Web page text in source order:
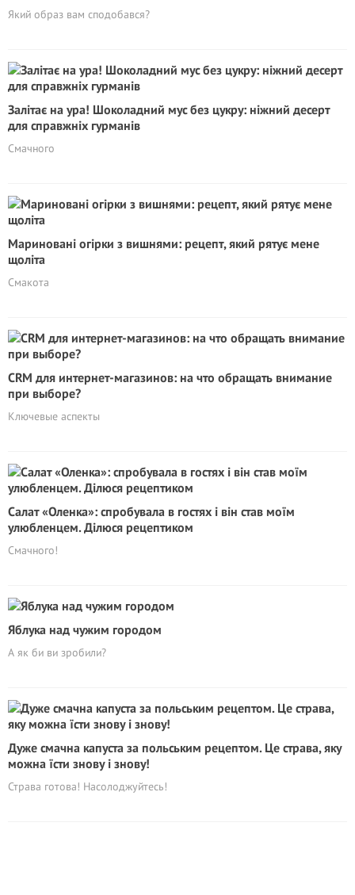
Який образ вам сподобався?
Залітає на ура! Шоколадний мус без цукру: ніжний десерт
для справжніх гурманів
Смачного
Мариновані огірки з вишнями: рецепт, який рятує мене
щоліта
Смакота
CRM для интернет-магазинов: на что обращать внимание
при выборе?
Ключевые аспекты
Салат «Оленка»: спробувала в гостях і він став моїм
улюбленцем. Ділюся рецептиком
Смачного!
Яблука над чужим городом
А як би ви зробили?
Дуже смачна капуста за польським рецептом. Це страва, яку
можна їсти знову і знову!
Страва готова! Насолоджуйтесь!